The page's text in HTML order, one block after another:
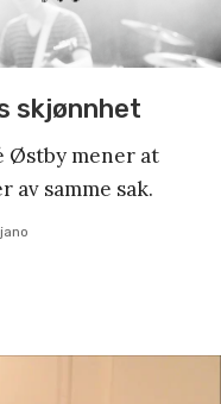
skjønnhet
Østby mener at
av samme sak.